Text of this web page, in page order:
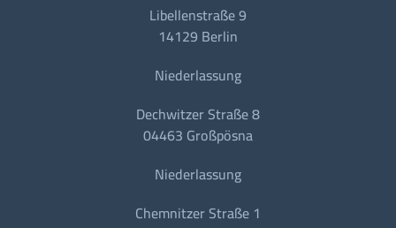
Libellenstraße 9
14129 Berlin
Niederlassung
Dechwitzer Straße 8
04463 Großpösna
Niederlassung
Chemnitzer Straße 1